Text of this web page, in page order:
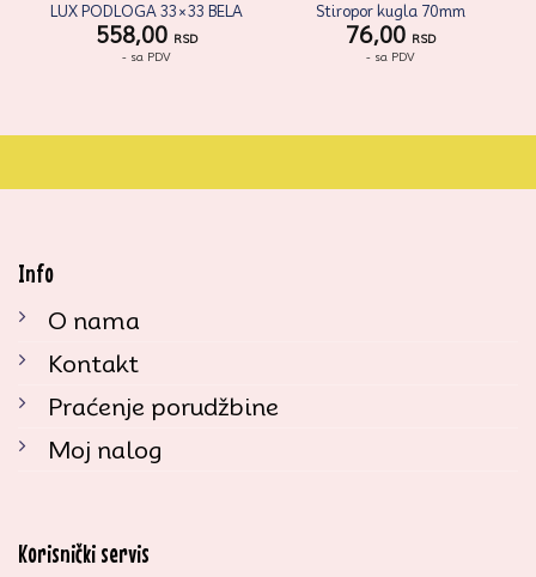
LUX PODLOGA 33×33 BELA
558,00 RSD
- sa PDV
Stiropor kugla 70mm
76,00 RSD
- sa PDV
Info
O nama
Kontakt
Praćenje porudžbine
Moj nalog
Korisnički servis